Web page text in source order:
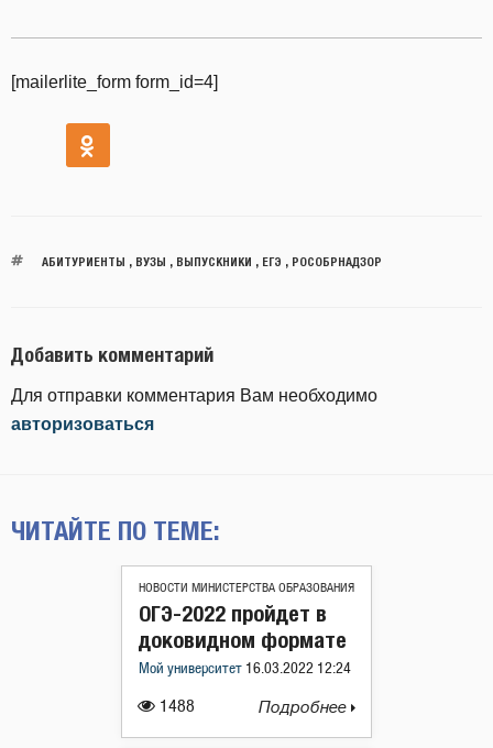
[mailerlite_form form_id=4]
АБИТУРИЕНТЫ , ВУЗЫ , ВЫПУСКНИКИ , ЕГЭ , РОСОБРНАДЗОР
Добавить комментарий
Для отправки комментария Вам необходимо
авторизоваться
ЧИТАЙТЕ ПО ТЕМЕ:
НОВОСТИ МИНИСТЕРСТВА ОБРАЗОВАНИЯ
1488
ОГЭ-2022 пройдет в
доковидном формате
Мой университет 16.03.2022 12:24
Подробнее